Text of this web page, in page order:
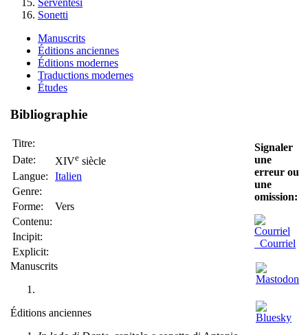
Serventesi
Sonetti
Manuscrits
Éditions anciennes
Éditions modernes
Traductions modernes
Études
Bibliographie
Titre:
Date:
XIVe siècle
Langue:
Italien
Genre:
Forme:
Vers
Contenu:
Incipit:
Explicit:
Manuscrits
Éditions anciennes
Signaler
une
erreur ou
une
omission:
Courriel